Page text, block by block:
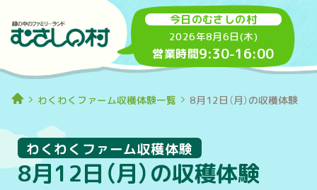
今日のむさしの村
2026年8月6日(木)
営業時間9:30-16:00
わくわくファーム収穫体験一覧 8月12日（月）の収穫体験
8月12日（月）の収穫体験
わくわくファーム収穫体験